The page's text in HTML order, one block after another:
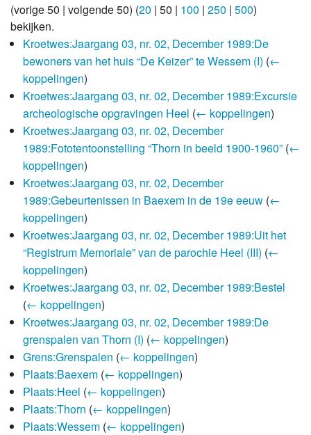
(vorige 50 | volgende 50) (20 | 50 | 100 | 250 | 500)
bekijken.
Kroetwes:Jaargang 03, nr. 02, December 1989:De
bewoners van het huis “De Keizer” te Wessem (I) (←
koppelingen)
Kroetwes:Jaargang 03, nr. 02, December 1989:Excursie
archeologische opgravingen Heel (← koppelingen)
Kroetwes:Jaargang 03, nr. 02, December
1989:Fototentoonstelling “Thorn in beeld 1900-1960” (←
koppelingen)
Kroetwes:Jaargang 03, nr. 02, December
1989:Gebeurtenissen in Baexem in de 19e eeuw (←
koppelingen)
Kroetwes:Jaargang 03, nr. 02, December 1989:Uit het
“Registrum Memoriale” van de parochie Heel (III) (←
koppelingen)
Kroetwes:Jaargang 03, nr. 02, December 1989:Bestel
(← koppelingen)
Kroetwes:Jaargang 03, nr. 02, December 1989:De
grenspalen van Thorn (I) (← koppelingen)
Grens:Grenspalen (← koppelingen)
Plaats:Baexem (← koppelingen)
Plaats:Heel (← koppelingen)
Plaats:Thorn (← koppelingen)
Plaats:Wessem (← koppelingen)